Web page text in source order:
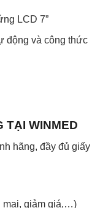
LCD 7”
động và công thức
TẠI WINMED
hãng, đầy đủ giấy
mại, giảm giá,…)